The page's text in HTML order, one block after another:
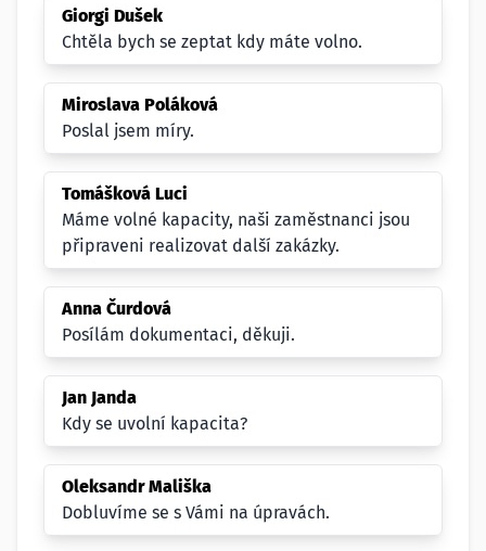
Giorgi Dušek
Chtěla bych se zeptat kdy máte volno.
Miroslava Poláková
Poslal jsem míry.
Tomášková Luci
Máme volné kapacity, naši zaměstnanci jsou
připraveni realizovat další zakázky.
Anna Čurdová
Posílám dokumentaci, děkuji.
Jan Janda
Kdy se uvolní kapacita?
Oleksandr Mališka
Dobluvíme se s Vámi na úpravách.